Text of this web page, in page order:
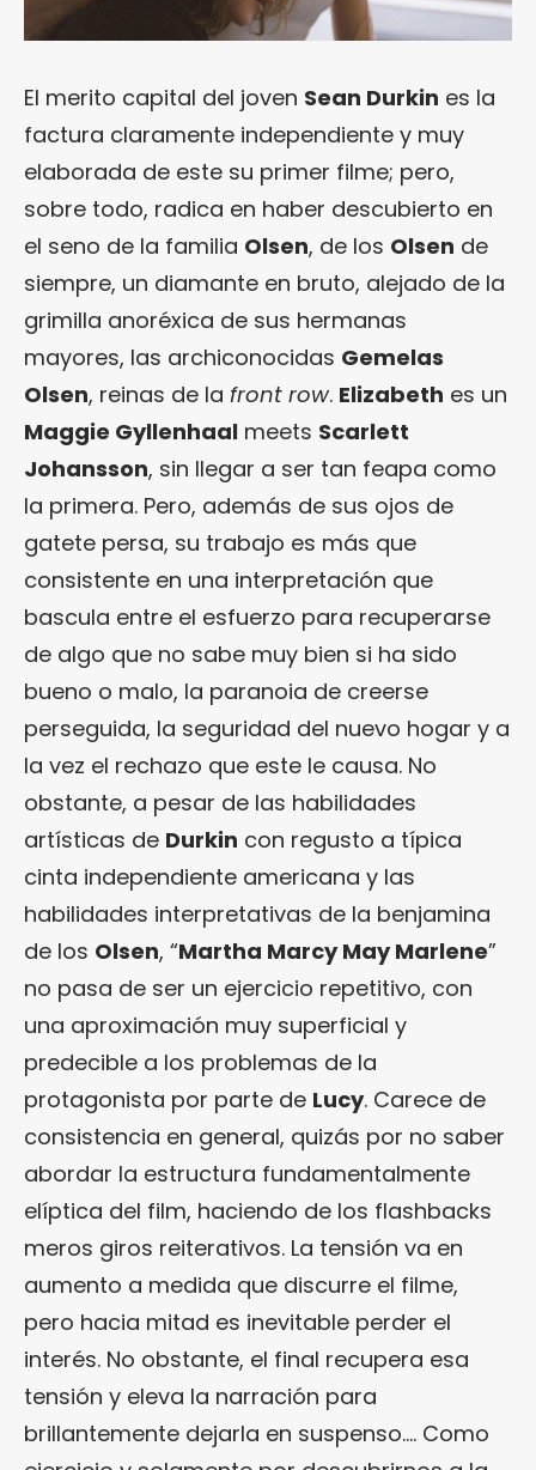
El merito capital del joven Sean Durkin es la
factura claramente independiente y muy
elaborada de este su primer filme; pero,
sobre todo, radica en haber descubierto en
el seno de la familia Olsen, de los Olsen de
siempre, un diamante en bruto, alejado de la
grimilla anoréxica de sus hermanas
mayores, las archiconocidas Gemelas
Olsen, reinas de la front row. Elizabeth es un
Maggie Gyllenhaal meets Scarlett
Johansson, sin llegar a ser tan feapa como
la primera. Pero, además de sus ojos de
gatete persa, su trabajo es más que
consistente en una interpretación que
bascula entre el esfuerzo para recuperarse
de algo que no sabe muy bien si ha sido
bueno o malo, la paranoia de creerse
perseguida, la seguridad del nuevo hogar y a
la vez el rechazo que este le causa. No
obstante, a pesar de las habilidades
artísticas de Durkin con regusto a típica
cinta independiente americana y las
habilidades interpretativas de la benjamina
de los Olsen, “Martha Marcy May Marlene”
no pasa de ser un ejercicio repetitivo, con
una aproximación muy superficial y
predecible a los problemas de la
protagonista por parte de Lucy. Carece de
consistencia en general, quizás por no saber
abordar la estructura fundamentalmente
elíptica del film, haciendo de los flashbacks
meros giros reiterativos. La tensión va en
aumento a medida que discurre el filme,
pero hacia mitad es inevitable perder el
interés. No obstante, el final recupera esa
tensión y eleva la narración para
brillantemente dejarla en suspenso…. Como